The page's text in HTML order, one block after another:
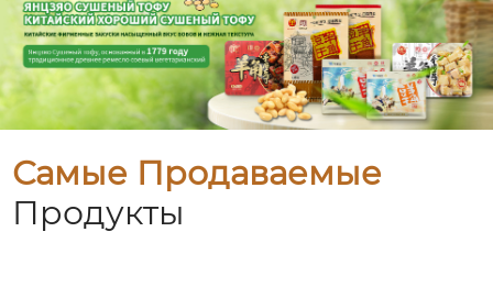
Самые Продаваемые
Продукты